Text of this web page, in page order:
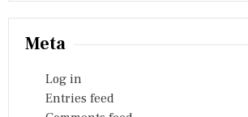
Meta
Log in
Entries feed